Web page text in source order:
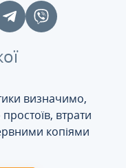
визначимо,
втрати
копіями